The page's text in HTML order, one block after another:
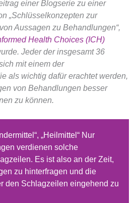
einer Blogserie zu einer
„Schlüsselkonzepten zur
Aussagen zu Behandlungen“,
Health Choices (ICH)
Jeder der insgesamt 36
mit einem der
als wichtig dafür erachtet werden,
von Behandlungen besser
zu können.
„Heilmittel“ Nur
verdienen solche
Es ist also an der Zeit,
zu hinterfragen und die
den Schlagzeilen eingehend zu